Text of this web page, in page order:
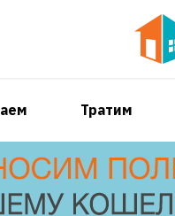
Тратим